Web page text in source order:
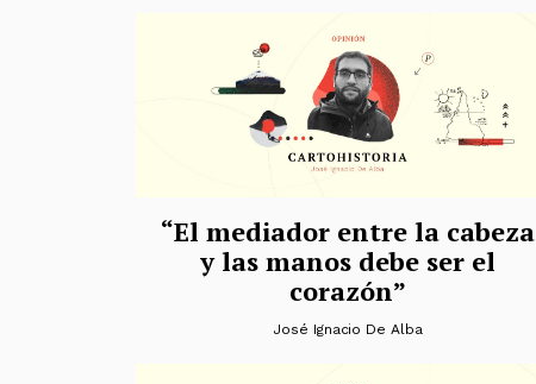
“El mediador entre la cabeza
y las manos debe ser el
corazón”
José Ignacio De Alba